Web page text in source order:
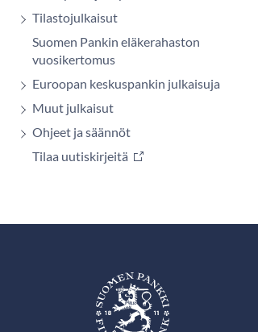
Tilastojulkaisut
Suomen Pankin eläkerahaston
vuosikertomus
Euroopan keskuspankin julkaisuja
Muut julkaisut
Ohjeet ja säännöt
Tilaa uutiskirjeitä